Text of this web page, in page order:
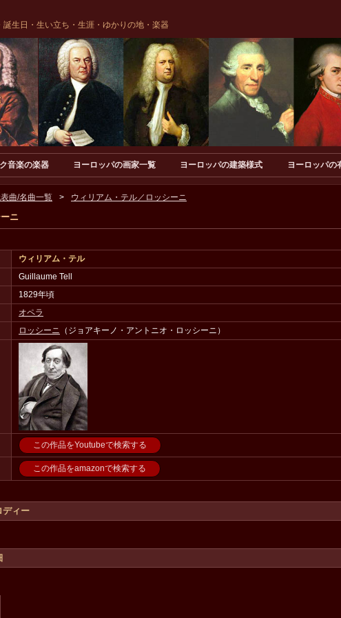
生日・生い立ち・生涯・ゆかりの地・楽器
音楽の楽器 ヨーロッパの画家一覧 ヨーロッパの建築様式 ヨーロッパの
曲/名曲一覧 ウィリアム・テル／ロッシーニ
ニ
ウィリアム・テル
Guillaume Tell
1829年頃
オペラ
ロッシーニ （ジョアキーノ・アントニオ・ロッシーニ）
この作品をYoutubeで検索する
この作品をamazonで検索する
ディー